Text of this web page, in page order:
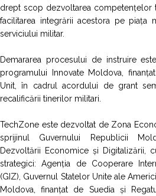
drept scop dezvoltarea competențelor
facilitarea integrării acestora pe piața
serviciului militar.
Demararea procesului de instruire
programului Innovate Moldova,
Unit, în cadrul acordului de grant
recalificării tinerilor militari.
TechZone este dezvoltat de Zona
sprijinul Guvernului Republicii
Dezvoltării Economice și Digitalizării,
strategici: Agenția de Cooperare
(GIZ), Guvernul Statelor Unite ale
Moldova, finanțat de Suedia și